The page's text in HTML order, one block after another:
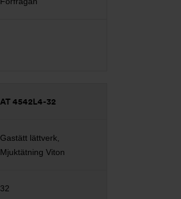
AT 4542L4-32
Gastätt lättverk,
Mjuktätning Viton
32